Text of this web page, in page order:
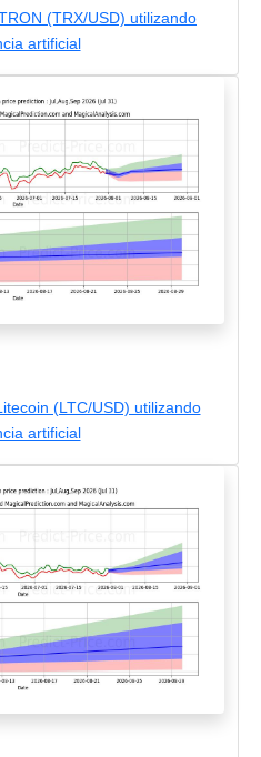
(TRX/USD) utilizando
artificial
(LTC/USD) utilizando
artificial